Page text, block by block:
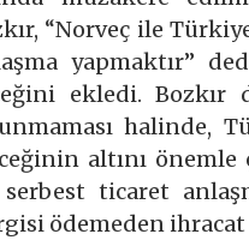
“Norveç ile
yapmaktır”
ekledi. Bozkır
halinde,
altını önemle
ticaret
ödemeden